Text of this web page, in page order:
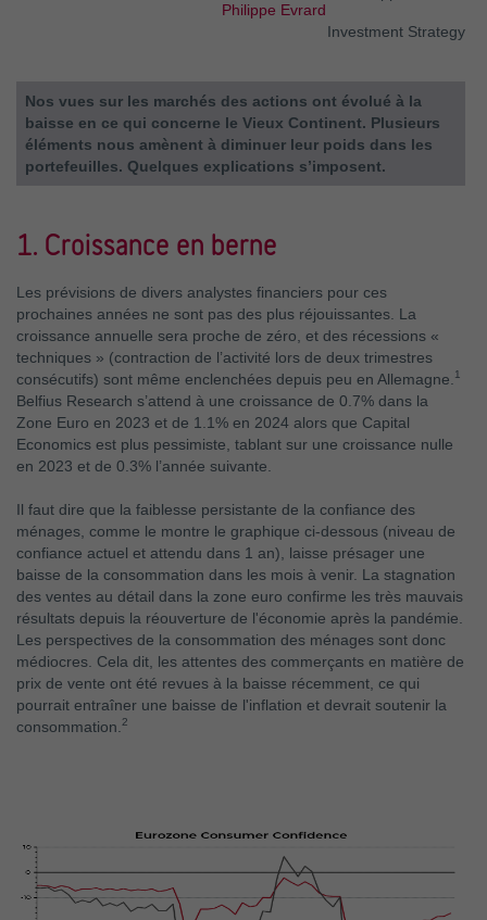
Philippe Evrard
Investment Strategy
Nos vues sur les marchés des actions ont évolué à la
baisse en ce qui concerne le Vieux Continent. Plusieurs
éléments nous amènent à diminuer leur poids dans les
portefeuilles. Quelques explications s’imposent.
1. Croissance en berne
Les prévisions de divers analystes financiers pour ces
prochaines années ne sont pas des plus réjouissantes. La
croissance annuelle sera proche de zéro, et des récessions «
techniques » (contraction de l’activité lors de deux trimestres
consécutifs) sont même enclenchées depuis peu en Allemagne. 1
Belfius Research s’attend à une croissance de 0.7% dans la
Zone Euro en 2023 et de 1.1% en 2024 alors que Capital
Economics est plus pessimiste, tablant sur une croissance nulle
en 2023 et de 0.3% l’année suivante.
Il faut dire que la faiblesse persistante de la confiance des
ménages, comme le montre le graphique ci-dessous (niveau de
confiance actuel et attendu dans 1 an), laisse présager une
baisse de la consommation dans les mois à venir. La stagnation
des ventes au détail dans la zone euro confirme les très mauvais
résultats depuis la réouverture de l'économie après la pandémie.
Les perspectives de la consommation des ménages sont donc
médiocres. Cela dit, les attentes des commerçants en matière de
prix de vente ont été revues à la baisse récemment, ce qui
pourrait entraîner une baisse de l'inflation et devrait soutenir la
consommation. 2